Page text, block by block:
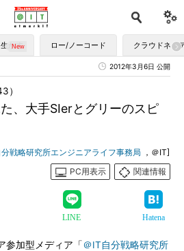
かす ロー/ノーコード クラウドネイ
2012年3月6日 公開
、大手SIerとグリーのスピ
）
戦略研究所エンジニアライフ事務局 ，＠IT]
PC用表示
関連情報
LINE Hatena
参加型メディア「＠IT自分戦略研究所